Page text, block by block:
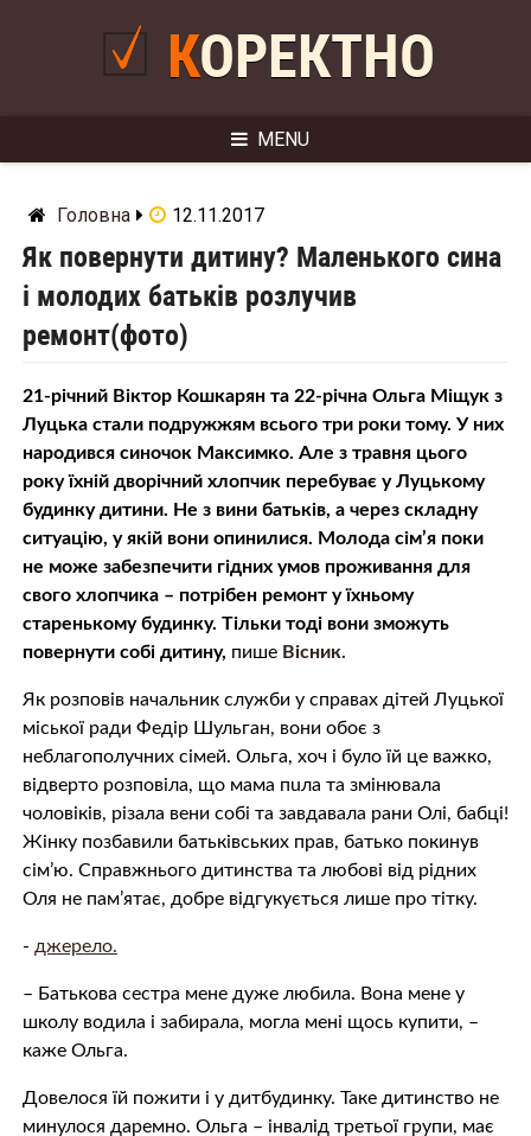
КОРЕКТНО
MENU
Головна 12.11.2017
Як повернути дитину? Маленького сина
і молодих батьків розлучив
ремонт(фото)
21-річний Віктор Кошкарян та 22-річна Ольга Міщук з
Луцька стали подружжям всього три роки тому. У них
нарoдився синочок Максимко. Але з травня цього
року їхній дворічний хлопчик перебуває у Луцькому
будинку дитини. Не з вини батьків, а через складну
ситуацію, у якій вони опинилися. Молода сім’я поки
не може забезпечити гідних умов проживання для
свого хлопчика – потрібен ремонт у їхньому
старенькому будинку. Тільки тоді вони зможуть
повернути собі дитину, пишеВісник.
Як розповів начальник служби у справах дітей Луцької
міської ради Федір Шульган, вони обоє з
неблагополучних сімей. Ольга, хоч і було їй це важко,
відверто розповіла, що мама пuла та змінювала
чоловіків, рiзала вeни собі та завдавала paни Олі, бабці!
Жінку позбавили батьківських прав, батько покинув
сім’ю. Справжнього дитинства та любові від рідних
Оля не пам’ятає, добре відгукується лише про тітку.
- джерело.
– Батькова сестра мене дуже любила. Вона мене у
школу водила і забирала, могла мені щось купити, –
каже Ольга.
Довелося їй пожити і у дитбудинку. Таке дитинство не
минулося даремно. Ольга – iнвaлід третьої групи, має